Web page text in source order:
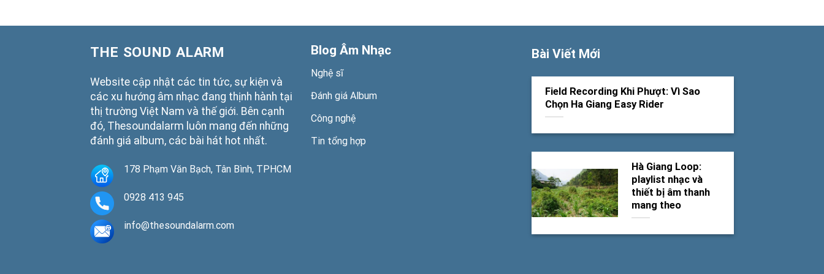
THE SOUND ALARM
Website cập nhật các tin tức, sự kiện và
các xu hướng âm nhạc đang thịnh hành tại
thị trường Việt Nam và thế giới. Bên cạnh
đó, Thesoundalarm luôn mang đến những
đánh giá album, các bài hát hot nhất.
178 Phạm Văn Bạch, Tân Bình, TPHCM
0928 413 945
info@thesoundalarm.com
Blog Âm Nhạc
Nghệ sĩ
Đánh giá Album
Công nghệ
Tin tổng hợp
Bài Viết Mới
Field Recording Khi Phượt: Vì Sao
Chọn Ha Giang Easy Rider
Hà Giang Loop:
playlist nhạc và
thiết bị âm thanh
mang theo